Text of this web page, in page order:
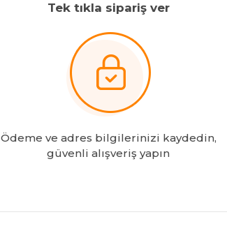
Tek tıkla sipariş ver
Ödeme ve adres bilgilerinizi kaydedin,
güvenli alışveriş yapın